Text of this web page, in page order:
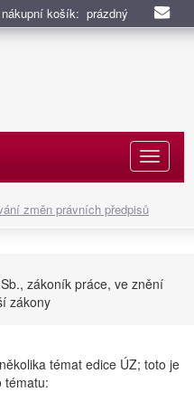
košík: prázdný
změn právních předpisů
zákoník práce, ve znění
zákony
témat edice ÚZ; toto je
tématu: